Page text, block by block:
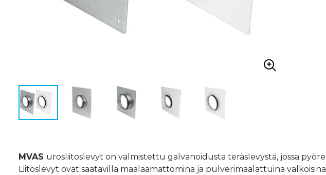
MVAS urosliitoslevyt on valmistettu galvanoidusta teräslevystä, jossa
Liitoslevyt ovat saatavilla maalaamattomina ja pulverimaalattuina